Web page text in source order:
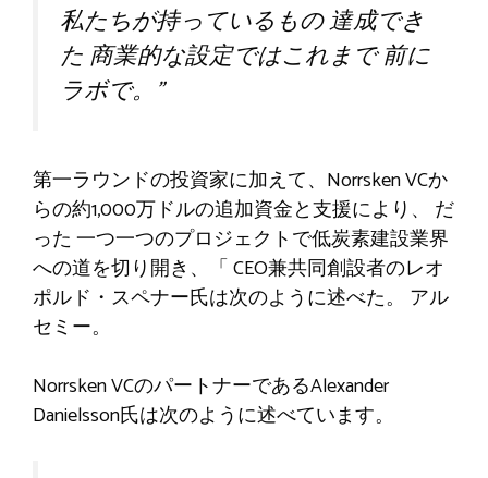
私たちが持っているもの達成でき
た商業的な設定ではこれまで前に
ラボで。 ”
第一ラウンドの投資家に加えて、Norrsken VCか
らの約1,000万ドルの追加資金と支援により、 だ
った一つ一つのプロジェクトで低炭素建設業界
への道を切り開き、
「CEO兼共同創設者のレオ
ポルド・スペナー氏は次のように述べた。 アル
セミー。
Norrsken VCのパートナーであるAlexander
Danielsson氏は次のように述べています。